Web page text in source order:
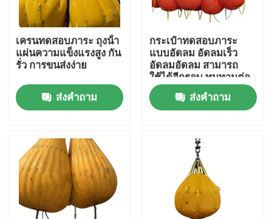
ผลิตภัณฑ์
วิดีโอ
เครนทดสอบภาระ ถุงน้ํา
แผ่นความแข็งแรงสูง กัน
รั่ว การขนส่งง่าย
ส่งคำถาม
กระเป๋าทดสอบภาระ
แบบอัดลม อัดลมเร็ว
อัดลมอัดลม สามารถ
ใช้ได้อีกรอบ ทนทานต่อ
การกัดกร่อน
ส่งคำถาม